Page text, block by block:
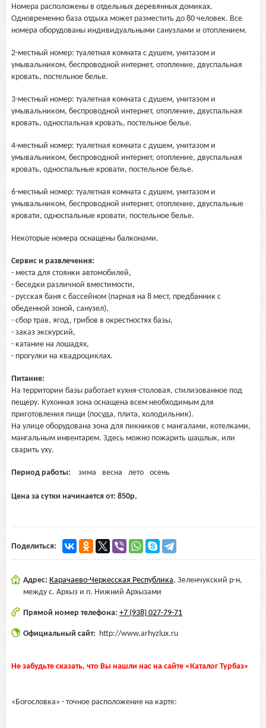
Номера расположены в отдельных деревянных домиках.
Одновременно база отдыха может разместить до 80 человек. Все
номера оборудованы индивидуальными санузлами и отоплением.
2-местный номер: туалетная комната с душем, унитазом и
умывальником, беспроводной интернет, отопление, двуспальная
кровать, постельное белье.
3-местный номер: туалетная комната с душем, унитазом и
умывальником, беспроводной интернет, отопление, двуспальная
кровать, односпальная кровать, постельное белье.
4-местный номер: туалетная комната с душем, унитазом и
умывальником, беспроводной интернет, отопление, двуспальная
кровать, односпальные кровати, постельное белье.
6-местный номер: туалетная комната с душем, унитазом и
умывальником, беспроводной интернет, отопление, двуспальные
кровати, односпальные кровати, постельное белье.
Некоторые номера оснащены балконами.
Сервис и развлечения:
- места для стоянки автомобилей,
- беседки различной вместимости,
- русская баня с бассейном (парная на 8 мест, предбанник с
обеденной зоной, санузел),
- сбор трав, ягод, грибов в окрестностях базы,
- заказ экскурсий,
- катание на лошадях,
- прогулки на квадроциклах.
Питание:
На территории базы работает кухня-столовая, стилизованное под
пещеру. Кухонная зона оснащена всем необходимым для
приготовления пищи (посуда, плита, холодильник).
На улице оборудована зона для пикников с мангалами, котелками,
мангальным инвентарем. Здесь можно пожарить шашлык, или
сварить уху.
Период работы: зима весна лето осень
Цена за сутки начинается от: 850р.
Поделиться:
Адрес: Карачаево-Черкесская Республика, Зеленчукский р-н,
между с. Архыз и п. Нижний Архызами
Прямой номер телефона: +7 (938) 027-79-71
Официальный сайт: http://www.arhyzlux.ru
Не забудьте сказать, что Вы нашли нас на сайте «Каталог Турбаз»
«Богословка» - точное расположение на карте: